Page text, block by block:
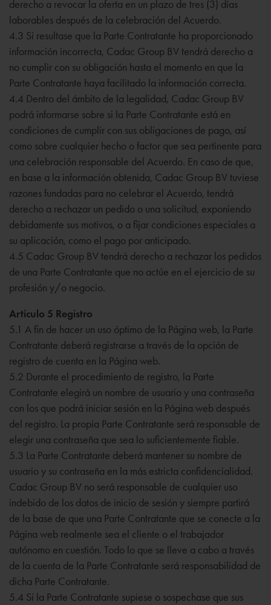
derecho a revocar la oferta en un plazo de tres (3) días
laborables después de la celebración del Acuerdo.
4.3 Si resultase que la Parte Contratante ha proporcionado
información incorrecta, Cadac Group BV tendrá derecho a
no cumplir con su obligación hasta el momento en que la
Parte Contratante haya facilitado la información correcta.
4.4 Dentro del ámbito de la legalidad, Cadac Group BV
podrá informarse sobre si la Parte Contratante está en
condiciones de cumplir con sus obligaciones de pago, así
como sobre cualquier hecho o factor que sea pertinente para
una celebración responsable del Acuerdo. En caso de que,
en base a la información obtenida, Cadac Group BV tuviese
razones fundadas para no celebrar el Acuerdo, tendrá
derecho a rechazar un pedido o una solicitud, exponiendo
debidamente sus motivos, o a fijar condiciones especiales a
su aplicación, como el pago por anticipado.
4.5 Cadac Group BV tendrá derecho a rechazar los pedidos
de una Parte Contratante que no actúe en el ejercicio de su
profesión y/o negocio.
Artículo 5 Registro
5.1 A fin de hacer un uso óptimo de la Página web, la Parte
Contratante deberá registrarse a través de la opción de
registro de cuenta en la Página web.
5.2 Durante el procedimiento de registro, la Parte
Contratante elegirá un nombre de usuario y una contraseña
con los que podrá iniciar sesión en la Página web después
del registro. La propia Parte Contratante será responsable de
elegir una contraseña que sea lo suficientemente fiable.
5.3 La Parte Contratante deberá mantener su nombre de
usuario y su contraseña en la más estricta confidencialidad.
Cadac Group BV no será responsable de cualquier uso
indebido de los datos de inicio de sesión y siempre partirá
de la base de que una Parte Contratante que se conecte a la
Página web realmente sea el cliente o el trabajador
autónomo en cuestión. Todo lo que se lleve a cabo a través
de la cuenta de la Parte Contratante será responsabilidad de
dicha Parte Contratante.
5.4 Si la Parte Contratante supiese o sospechase que sus